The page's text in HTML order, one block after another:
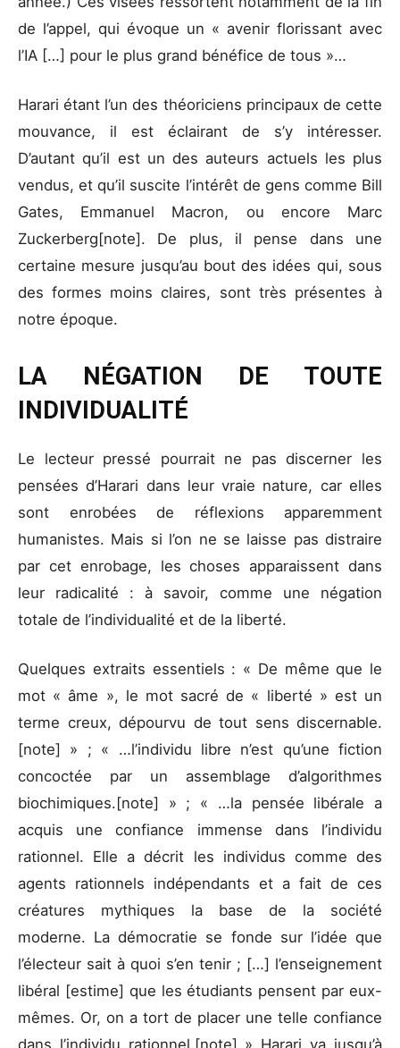
de l’appel, qui évoque un « avenir florissant avec
l’IA […] pour le plus grand bénéfice de tous »…
Harari étant l’un des théoriciens principaux de cette
mouvance, il est éclairant de s’y intéresser.
D’autant qu’il est un des auteurs actuels les plus
vendus, et qu’il suscite l’intérêt de gens comme Bill
Gates, Emmanuel Macron, ou encore Marc
Zuckerberg[note]. De plus, il pense dans une
certaine mesure jusqu’au bout des idées qui, sous
des formes moins claires, sont très présentes à
notre époque.
LA NÉGATION DE TOUTE
INDIVIDUALITÉ
Le lecteur pressé pourrait ne pas discerner les
pensées d’Harari dans leur vraie nature, car elles
sont enrobées de réflexions apparemment
humanistes. Mais si l’on ne se laisse pas distraire
par cet enrobage, les choses apparaissent dans
leur radicalité : à savoir, comme une négation
totale de l’individualité et de la liberté.
Quelques extraits essentiels : « De même que le
mot « âme », le mot sacré de « liberté » est un
terme creux, dépourvu de tout sens discernable.
[note] » ; « …l’individu libre n’est qu’une fiction
concoctée par un assemblage d’algorithmes
biochimiques.[note] » ; « …la pensée libérale a
acquis une confiance immense dans l’individu
rationnel. Elle a décrit les individus comme des
agents rationnels indépendants et a fait de ces
créatures mythiques la base de la société
moderne. La démocratie se fonde sur l’idée que
l’électeur sait à quoi s’en tenir ; […] l’enseignement
libéral [estime] que les étudiants pensent par eux-
mêmes. Or, on a tort de placer une telle confiance
dans l’individu rationnel.[note] » Harari va jusqu’à